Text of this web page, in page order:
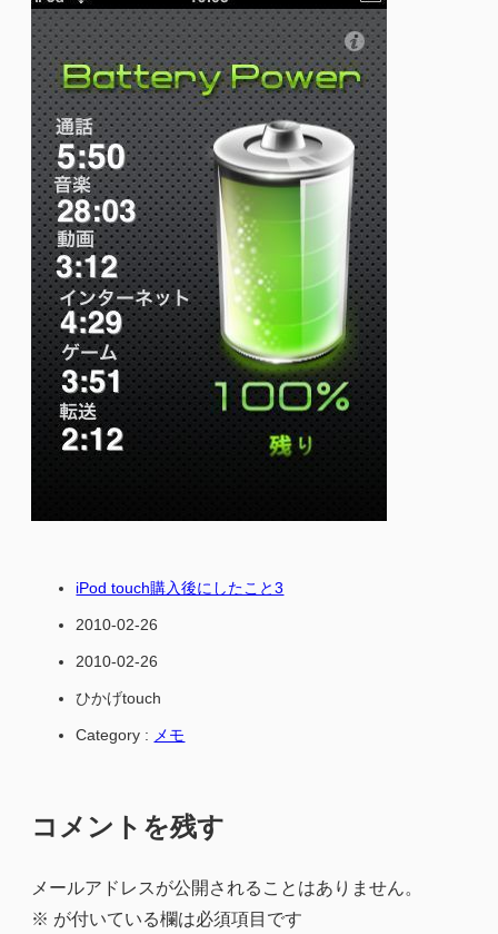
iPod touch購入後にしたこと3
2010-02-26
2010-02-26
ひかげtouch
Category : メモ
コメントを残す
メールアドレスが公開されることはありません。
※ が付いている欄は必須項目です